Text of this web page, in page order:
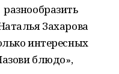
Захарова
интересных
блюдо»,